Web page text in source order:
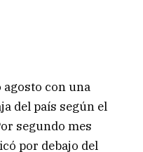
con una
del país según el
segundo mes
por debajo del